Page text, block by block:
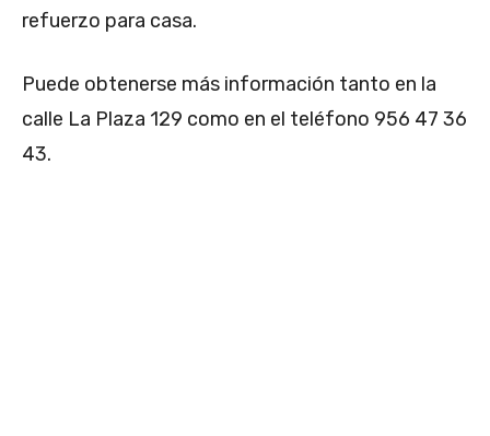
refuerzo para casa.
Puede obtenerse más información tanto en la
calle La Plaza 129 como en el teléfono 956 47 36
43.